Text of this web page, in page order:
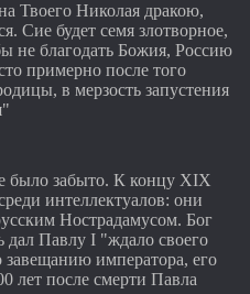
Николая дракою,
Сие будет семя злотворное,
не благодать Божия, Россию
примерно после того
в мерзость запустения
было забыто. К концу XIX
интеллектуалов: они
Нострадамусом. Бог
дал Павлу I "ждало своего
императора, его
лет после смерти Павла